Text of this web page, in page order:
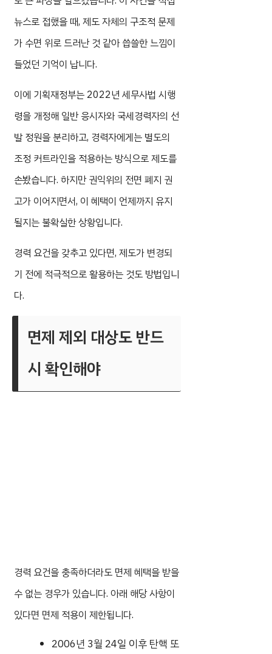
뉴스로 접했을 때, 제도 자체의 구조적 문제
가 수면 위로 드러난 것 같아 씁쓸한 느낌이
들었던 기억이 납니다.
이에 기획재정부는 2022년 세무사법 시행
령을 개정해 일반 응시자와 국세경력자의 선
발 정원을 분리하고, 경력자에게는 별도의
조정 커트라인을 적용하는 방식으로 제도를
손봤습니다. 하지만 권익위의 전면 폐지 권
고가 이어지면서, 이 혜택이 언제까지 유지
될지는 불확실한 상황입니다.
경력 요건을 갖추고 있다면, 제도가 변경되
기 전에 적극적으로 활용하는 것도 방법입니
다.
면제 제외 대상도 반드
시 확인해야
경력 요건을 충족하더라도 면제 혜택을 받을
수 없는 경우가 있습니다. 아래 해당 사항이
있다면 면제 적용이 제한됩니다.
2006년 3월 24일 이후 탄핵 또